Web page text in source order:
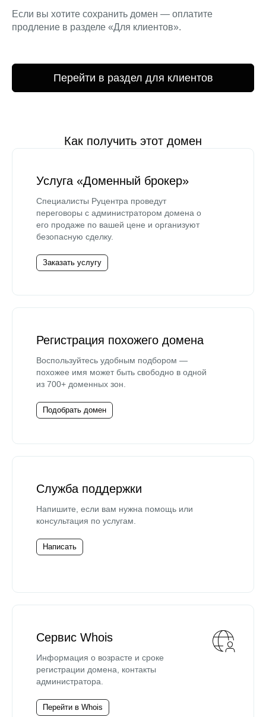
Если вы хотите сохранить домен — оплатите
продление в разделе «Для клиентов».
Перейти в раздел для клиентов
Как получить этот домен
Услуга «Доменный брокер»
Специалисты Руцентра проведут
переговоры с администратором домена о
его продаже по вашей цене и организуют
безопасную сделку.
Заказать услугу
Регистрация похожего домена
Воспользуйтесь удобным подбором —
похожее имя может быть свободно в одной
из 700+ доменных зон.
Подобрать домен
Служба поддержки
Напишите, если вам нужна помощь или
консультация по услугам.
Написать
Сервис Whois
Информация о возрасте и сроке
регистрации домена, контакты
администратора.
Перейти в Whois